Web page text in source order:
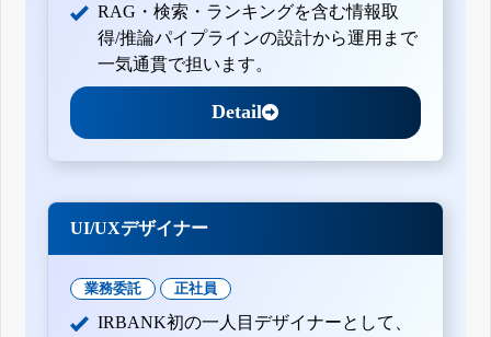
RAG・検索・ランキングを含む情報取
得/推論パイプラインの設計から運用まで
一気通貫で担います。
Detail
UI/UXデザイナー
業務委託 正社員
IRBANK初の一人目デザイナーとして、